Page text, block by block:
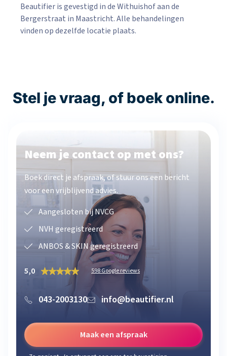
Beautifier is gevestigd in de Withuishof aan de
Bergerstraat in Maastricht. Alle behandelingen
vinden op dezelfde locatie plaats.
Stel je vraag, of boek online.
Neem je contact op met ons?
Boek direct je afspraak, of stuur ons een bericht
voor een vrijblijvend advies.
Aangesloten bij NVCG
NVH geregistreerd
ANBOS & SKIN geregistreerd
5,0 598 Google reviews
043-2003130 info@beautifier.nl
Maak een afspraak